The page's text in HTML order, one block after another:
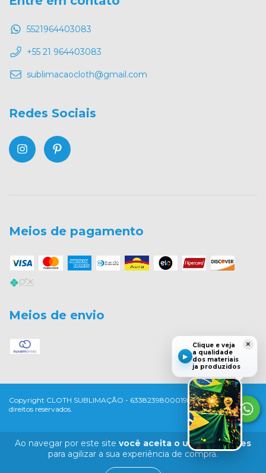
Ao navegar por este site você aceita o uso de cookies
para agilizar a sua experiência de compra.
5521964403083
+55 21 964403083
sublimacaocloth@gmail.com
Redes Sociais
Meios de pagamento
Meios de envio
Copyright CLOTH SUBLIMAÇÃO - 63382398000198 - 2026. Todos os
direitos reservados.
×
▶
Clique e veja
a qualidade
dos materiais
ja produzidos